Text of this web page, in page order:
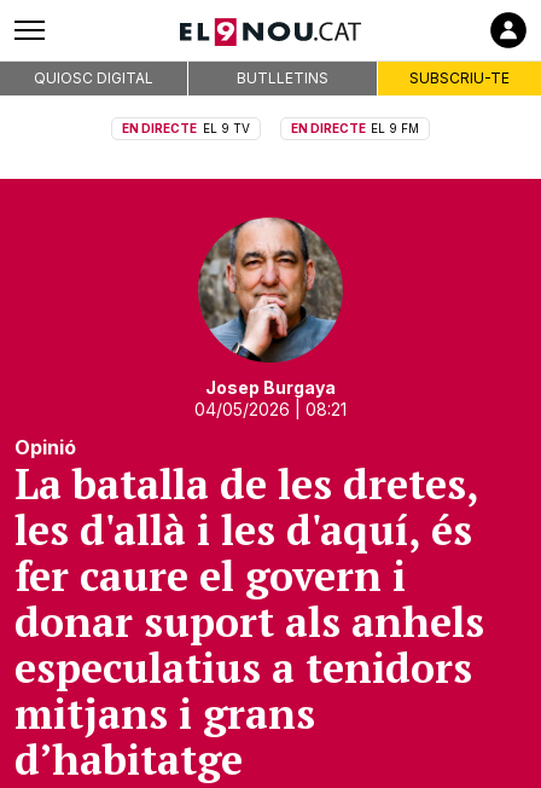
QUIOSC DIGITAL BUTLLETINS SUBSCRIU-TE
EN DIRECTE EL 9 TV EN DIRECTE EL 9 FM
Josep Burgaya
04/05/2026 | 08:21
Opinió
La batalla de les dretes,
les d'allà i les d'aquí, és
fer caure el govern i
donar suport als anhels
especulatius a tenidors
mitjans i grans
d’habitatge